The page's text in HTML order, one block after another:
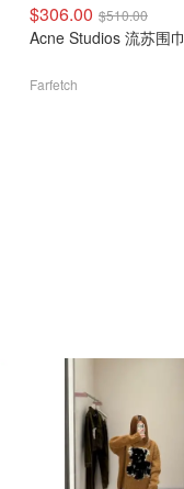
$306.00 $510.00
Acne Studios 流苏围巾
Farfetch